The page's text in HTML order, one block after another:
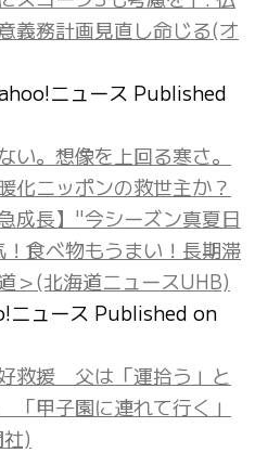
義務計画見直し命じる(オ
ニュース Published
い。想像を上回る寒さ。
化ニッポンの救世主か？
成長】"今シーズン真夏日
食べ物もうまい！長期滞
＞(北海道ニュースUHB)
ニュース Published on
救援 父は「運拾う」と
甲子園に連れて行く」
)